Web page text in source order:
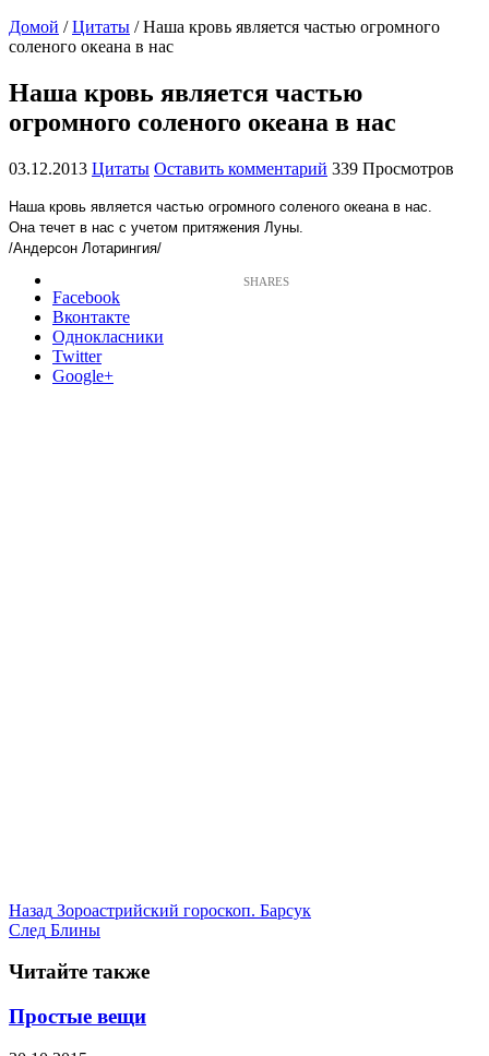
Домой / Цитаты / Наша кровь является частью огромного
соленого океана в нас
Наша кровь является частью
огромного соленого океана в нас
03.12.2013 Цитаты Оставить комментарий 339 Просмотров
Наша кровь является частью огромного соленого океана в нас.
Она течет в нас с учетом притяжения Луны.
/Андерсон Лотарингия/
Facebook
Вконтакте
Однокласники
Twitter
Google+
Назад Зороастрийский гороскоп. Барсук
След Блины
Читайте также
Простые вещи